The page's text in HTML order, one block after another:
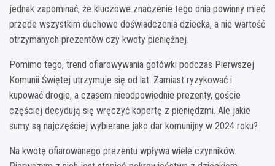
jednak zapominać, że kluczowe znaczenie tego dnia powinny mieć
przede wszystkim duchowe doświadczenia dziecka, a nie wartość
otrzymanych prezentów czy kwoty pieniężnej.
Pomimo tego, trend ofiarowywania gotówki podczas Pierwszej
Komunii Świętej utrzymuje się od lat. Zamiast ryzykować i
kupować drogie, a czasem nieodpowiednie prezenty, goście
częściej decydują się wręczyć kopertę z pieniędzmi. Ale jakie
sumy są najczęściej wybierane jako dar komunijny w 2024 roku?
Na kwotę ofiarowanego prezentu wpływa wiele czynników.